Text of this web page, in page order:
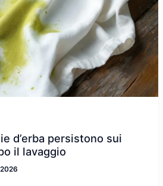
d’erba persistono sui
il lavaggio